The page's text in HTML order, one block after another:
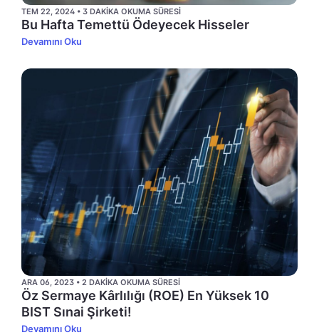
TEM 22, 2024 • 3 DAKIKA OKUMA SÜRESI
Bu Hafta Temettü Ödeyecek Hisseler
Devamını Oku
ARA 06, 2023 • 2 DAKIKA OKUMA SÜRESI
Öz Sermaye Kârlılığı (ROE) En Yüksek 10
BIST Sınai Şirketi!
Devamını Oku